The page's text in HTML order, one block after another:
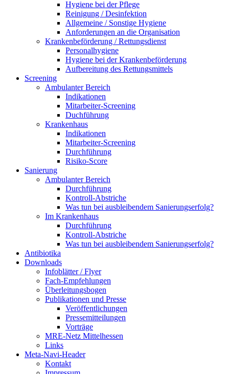
Hygiene bei der Pflege
Reinigung / Desinfektion
Allgemeine / Sonstige Hygiene
Anforderungen an die Organisation
Krankenbeförderung / Rettungsdienst
Personalhygiene
Hygiene bei der Krankenbeförderung
Aufbereitung des Rettungsmittels
Screening
Ambulanter Bereich
Indikationen
Mitarbeiter-Screening
Duchführung
Krankenhaus
Indikationen
Mitarbeiter-Screening
Durchführung
Risiko-Score
Sanierung
Ambulanter Bereich
Durchführung
Kontroll-Abstriche
Was tun bei ausbleibendem Sanierungserfolg?
Im Krankenhaus
Durchführung
Kontroll-Abstriche
Was tun bei ausbleibendem Sanierungserfolg?
Antibiotika
Downloads
Infoblätter / Flyer
Fach-Empfehlungen
Überleitungsbogen
Publikationen und Presse
Veröffentlichungen
Pressemitteilungen
Vorträge
MRE-Netz Mittelhessen
Links
Meta-Navi-Header
Kontakt